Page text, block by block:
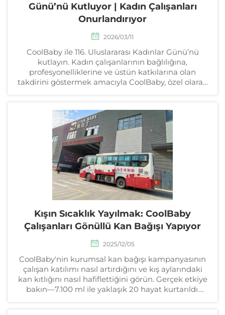
Günü’nü Kutluyor | Kadın Çalışanları
Onurlandırıyor
2026/03/11
CoolBaby ile 116. Uluslararası Kadınlar Günü’nü
kutlayın. Kadın çalışanlarının bağlılığına,
profesyonelliklerine ve üstün katkılarına olan
takdirini göstermek amacıyla CoolBaby, özel olarak
Kışın Sıcaklık Yayılmak: CoolBaby
Çalışanları Gönüllü Kan Bağışı Yapıyor
2025/12/05
CoolBaby'nin kurumsal kan bağışı kampanyasının
çalışan katılımı nasıl artırdığını ve kış aylarındaki
kan kıtlığını nasıl hafiflettiğini görün. Gerçek etkiye
bakın—7.100 ml ile yaklaşık 20 hayat kurtarıldı.